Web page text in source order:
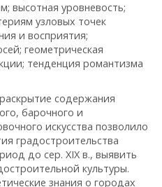
высотная уровневость;
узловых точек
и восприятия;
геометрическая
тенденция романтизма
содержания
барочного и
искусства позволило
градостроительства
до сер. XIX в., выявить
культуры.
знания о городах